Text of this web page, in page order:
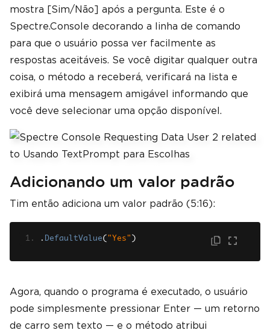
mostra [Sim/Não] após a pergunta. Este é o
Spectre.Console decorando a linha de comando
para que o usuário possa ver facilmente as
respostas aceitáveis. Se você digitar qualquer outra
coisa, o método a receberá, verificará na lista e
exibirá uma mensagem amigável informando que
você deve selecionar uma opção disponível.
Adicionando um valor padrão
Tim então adiciona um valor padrão (5:16):
. DefaultValue( "Yes" )
Agora, quando o programa é executado, o usuário
pode simplesmente pressionar Enter — um retorno
de carro sem texto — e o método atribui